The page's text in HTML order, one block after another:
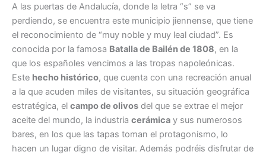
A las puertas de Andalucía, donde la letra “s” se va
perdiendo, se encuentra este municipio jiennense, que tiene
el reconocimiento de “muy noble y muy leal ciudad”. Es
conocida por la famosa Batalla de Bailén de 1808, en la
que los españoles vencimos a las tropas napoleónicas.
Este hecho histórico, que cuenta con una recreación anual
a la que acuden miles de visitantes, su situación geográfica
estratégica, el campo de olivos del que se extrae el mejor
aceite del mundo, la industria cerámica y sus numerosos
bares, en los que las tapas toman el protagonismo, lo
hacen un lugar digno de visitar. Además podréis disfrutar de